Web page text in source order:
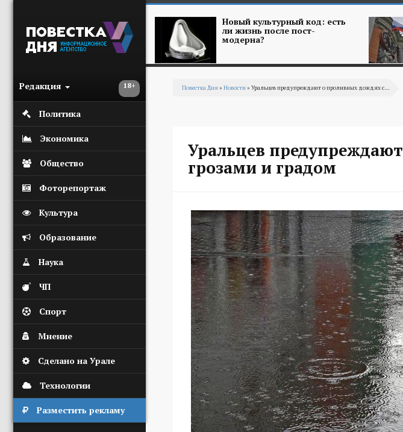
18+
Редакция
Политика
Экономика
Общество
Фоторепортаж
Культура
Образование
Наука
ЧП
Спорт
Мнение
Сделано на Урале
Технологии
Разместить рекламу
Новый культурный код: есть
ли жизнь после пост-
модерна?
Повестка Дня» Новости» Уральцев предупреждают о проливных дождях с...
Уральцев
грозами и градом